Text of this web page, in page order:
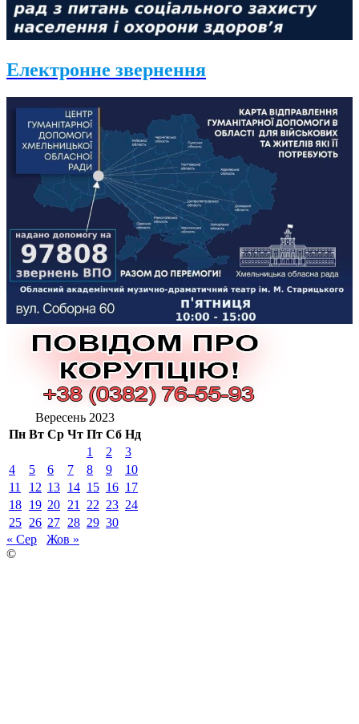
Електронне звернення
Вересень 2023
Пн Вт Ср Чт Пт Сб Нд
1
2
3
4
5 6 7 8 9
10
11
12 13 14 15 16 17
18 19 20 21 22 23 24
25 26 27 28 29 30
« Сер
Жов »
©